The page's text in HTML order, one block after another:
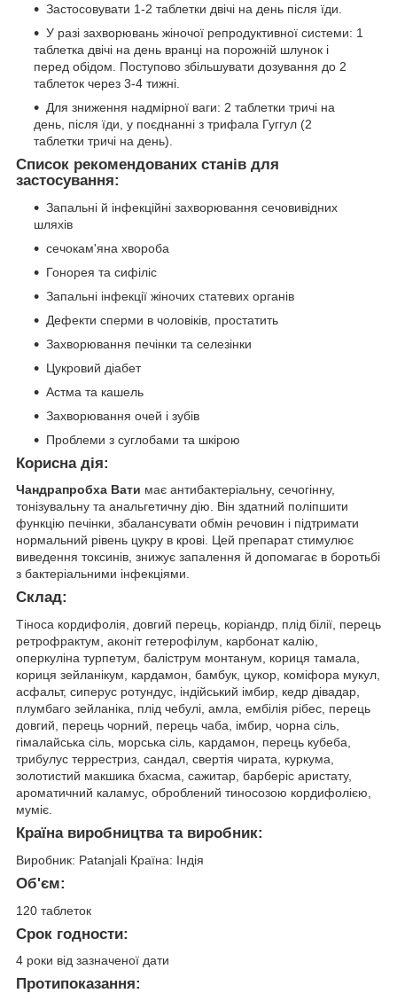
Застосовувати 1-2 таблетки двічі на день після їди.
У разі захворювань жіночої репродуктивної системи: 1
таблетка двічі на день вранці на порожній шлунок і
перед обідом. Поступово збільшувати дозування до 2
таблеток через 3-4 тижні.
Для зниження надмірної ваги: 2 таблетки тричі на
день, після їди, у поєднанні з трифала Гуггул (2
таблетки тричі на день).
Список рекомендованих станів для
застосування:
Запальні й інфекційні захворювання сечовивідних
шляхів
сечокам'яна хвороба
Гонорея та сифіліс
Запальні інфекції жіночих статевих органів
Дефекти сперми в чоловіків, простатить
Захворювання печінки та селезінки
Цукровий діабет
Астма та кашель
Захворювання очей і зубів
Проблеми з суглобами та шкірою
Корисна дія:
Чандрапробха Вати має антибактеріальну, сечогінну,
тонізувальну та анальгетичну дію. Він здатний поліпшити
функцію печінки, збалансувати обмін речовин і підтримати
нормальний рівень цукру в крові. Цей препарат стимулює
виведення токсинів, знижує запалення й допомагає в боротьбі
з бактеріальними інфекціями.
Склад:
Тіноса кордифолія, довгий перець, коріандр, плід білії, перець
ретрофрактум, аконіт гетерофілум, карбонат калію,
оперкуліна турпетум, баліструм монтанум, кориця тамала,
кориця зейланікум, кардамон, бамбук, цукор, коміфора мукул,
асфальт, сиперус ротундус, індійський імбир, кедр дівадар,
плумбаго зейланіка, плід чебулі, амла, ембілія рібес, перець
довгий, перець чорний, перець чаба, імбир, чорна сіль,
гімалайська сіль, морська сіль, кардамон, перець кубеба,
трибулус террестриз, сандал, свертія чирата, куркума,
золотистий макшика бхасма, сажитар, барберіс аристату,
ароматичний каламус, оброблений тиносозою кордифолією,
муміє.
Країна виробництва та виробник:
Виробник: Patanjali Країна: Індія
Об'єм:
120 таблеток
Срок годности:
4 роки від зазначеної дати
Протипоказання: